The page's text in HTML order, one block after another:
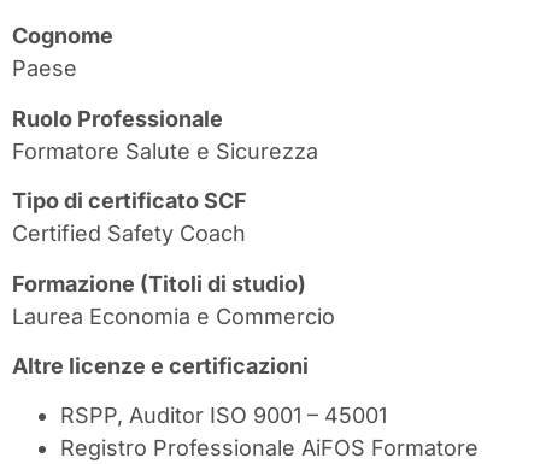
Cognome
Paese
Ruolo Professionale
Formatore Salute e Sicurezza
Tipo di certificato SCF
Certified Safety Coach
Formazione (Titoli di studio)
Laurea Economia e Commercio
Altre licenze e certificazioni
RSPP, Auditor ISO 9001 – 45001
Registro Professionale AiFOS Formatore